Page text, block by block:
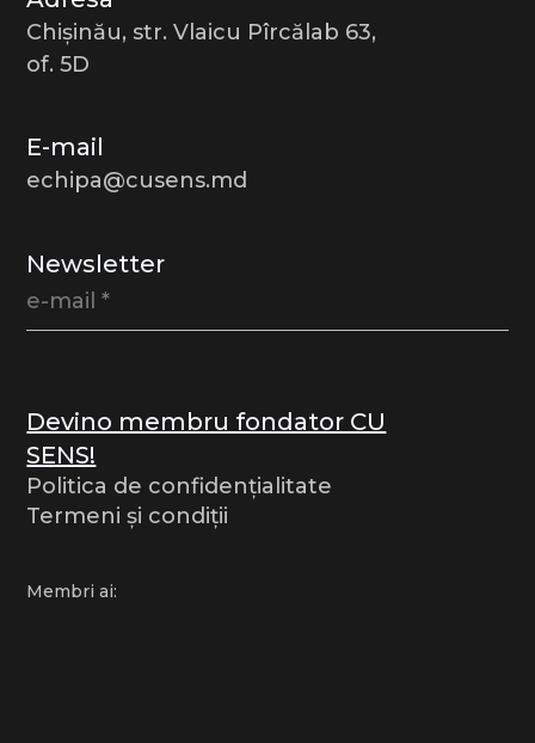
Chișinău, str. Vlaicu Pîrcălab 63,
of. 5D
E-mail
echipa@cusens.md
Newsletter
Devino membru fondator CU
SENS!
Politica de confidențialitate
Termeni și condiții
Membri ai: